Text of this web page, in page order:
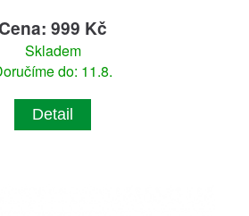
Cena: 999 Kč
Skladem
do: 11.8.
Detail